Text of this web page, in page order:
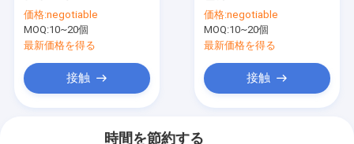
価格:negotiable
MOQ:10~20個
最新価格を得る
接触
バイクの鉛酸蓄電池
価格:negotiable
MOQ:10~20個
最新価格を得る
接触
時間を節約する